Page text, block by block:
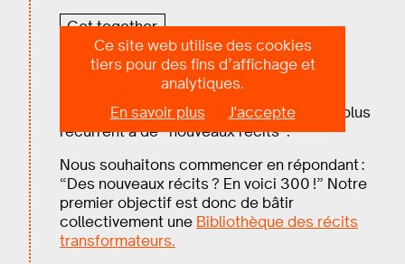
Get together
Le projet Narratopias poursuit un objectif
ambitieux : répondre à l’appel de plus en plus
récurrent à de “nouveaux récits”.
Nous souhaitons commencer en répondant :
“Des nouveaux récits ? En voici 300 !” Notre
premier objectif est donc de bâtir
collectivement une Bibliothèque des récits
transformateurs.
Ce site web utilise des cookies
tiers pour des fins d’affichage et
analytiques.
En savoir plus
J'accepte